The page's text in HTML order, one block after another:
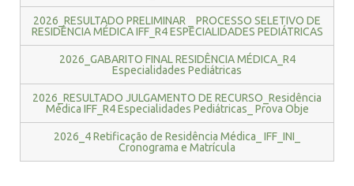
2026_RESULTADO PRELIMINAR _ PROCESSO SELETIVO DE
RESIDÊNCIA MÉDICA IFF_R4 ESPECIALIDADES PEDIÁTRICAS
2026_GABARITO FINAL RESIDÊNCIA MÉDICA_R4
Especialidades Pediátricas
2026_RESULTADO JULGAMENTO DE RECURSO_Residência
Médica IFF_R4 Especialidades Pediátricas_ Prova Obje
2026_4 Retificação de Residência Médica_ IFF_INI_
Cronograma e Matrícula